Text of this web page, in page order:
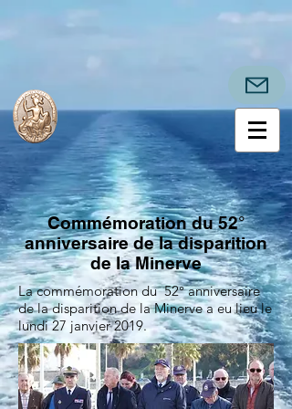
Commémoration du 52°
anniversaire de la disparition
de la Minerve
La commémoration du 52° anniversaire
de la disparition de la Minerve a eu lieu le
lundi 27 janvier 2019.